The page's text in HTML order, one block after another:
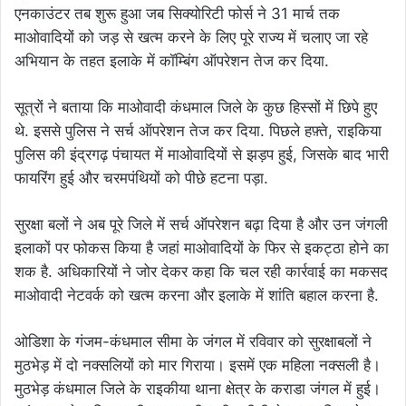
एनकाउंटर तब शुरू हुआ जब सिक्योरिटी फोर्स ने 31 मार्च तक
माओवादियों को जड़ से खत्म करने के लिए पूरे राज्य में चलाए जा रहे
अभियान के तहत इलाके में कॉम्बिंग ऑपरेशन तेज कर दिया.
सूत्रों ने बताया कि माओवादी कंधमाल जिले के कुछ हिस्सों में छिपे हुए
थे. इससे पुलिस ने सर्च ऑपरेशन तेज कर दिया. पिछले हफ़्ते, राइकिया
पुलिस की इंद्रगढ़ पंचायत में माओवादियों से झड़प हुई, जिसके बाद भारी
फायरिंग हुई और चरमपंथियों को पीछे हटना पड़ा.
सुरक्षा बलों ने अब पूरे जिले में सर्च ऑपरेशन बढ़ा दिया है और उन जंगली
इलाकों पर फोकस किया है जहां माओवादियों के फिर से इकट्ठा होने का
शक है. अधिकारियों ने जोर देकर कहा कि चल रही कार्रवाई का मकसद
माओवादी नेटवर्क को खत्म करना और इलाके में शांति बहाल करना है.
ओडिशा के गंजम-कंधमाल सीमा के जंगल में रविवार को सुरक्षाबलों ने
मुठभेड़ में दो नक्सलियों को मार गिराया। इसमें एक महिला नक्सली है।
मुठभेड़ कंधमाल जिले के राइकीया थाना क्षेत्र के कराडा जंगल में हुई।